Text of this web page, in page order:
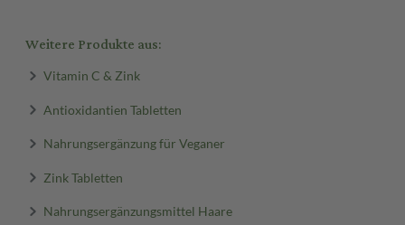
Weitere Produkte aus:
Vitamin C & Zink
Antioxidantien Tabletten
Nahrungsergänzung für Veganer
Zink Tabletten
Nahrungsergänzungsmittel Haare